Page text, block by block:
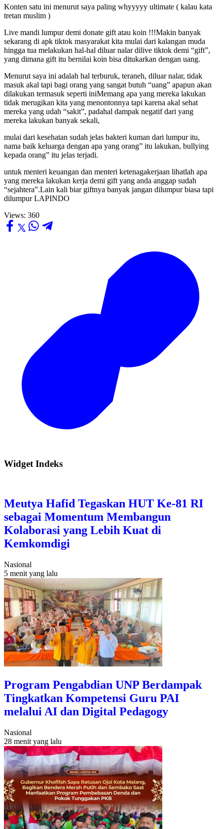
Konten satu ini menurut saya paling whyyyyy ultimate ( kalau kata
tretan muslim )
Live mandi lumpur demi donate gift atau koin !!!Makin banyak
sekarang di apk tiktok masyarakat kita mulai dari kalangan muda
hingga tua melakukan hal-hal diluar nalar dilive tiktok demi “gift”,
yang dimana gift itu bernilai koin bisa ditukarkan dengan uang.
Menurut saya ini adalah hal terburuk, teraneh, diluar nalar, tidak
masuk akal tapi bagi orang yang sangat butuh “uang” apapun akan
dilakukan termasuk seperti iniMemang apa yang mereka lakukan
tidak merugikan kita yang menontonnya tapi karena akal sehat
mereka yang udah “sakit”, padahal dampak negatif dari yang
mereka lakukan banyak sekali,
mulai dari kesehatan sudah jelas bakteri kuman dari lumpur itu,
nama baik keluarga dengan apa yang orang” itu lakukan, bullying
kepada orang” itu jelas terjadi.
untuk menteri keuangan dan menteri ketenagakerjaan lihatlah apa
yang mereka lakukan kerja demi gift yang anda anggap sudah
“sejahtera”.Lain kali biar giftnya banyak jangan dilumpur biasa tapi
dilumpur LAPINDO
Views: 360
Widget Indeks
Meutya Hafid Tegaskan HUT Ke-81 RI
sebagai Momentum Membangun
Kolaborasi yang Lebih Kuat di
Kemkomdigi
Nasional
5 menit yang lalu
Program Pengabdian UNP Berdampak
Tingkatkan Kompetensi Guru PAI
melalui AI dan Digital Pedagogy
Nasional
28 menit yang lalu